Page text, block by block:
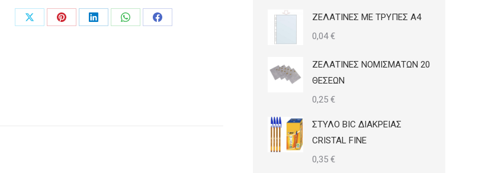
Share
Share
Share
Share
Share
ΖΕΛΑΤΙΝΕΣ ΜΕ ΤΡΥΠΕΣ Α4
0,04€
ΖΕΛΑΤΙΝΕΣ ΝΟΜΙΣΜΑΤΩΝ 20
ΘΕΣΕΩΝ
0,25 €
ΣΤΥΛΟ BIC ΔΙΑΚΡΕΙΑΣ
CRISTAL FINE
0,35 €